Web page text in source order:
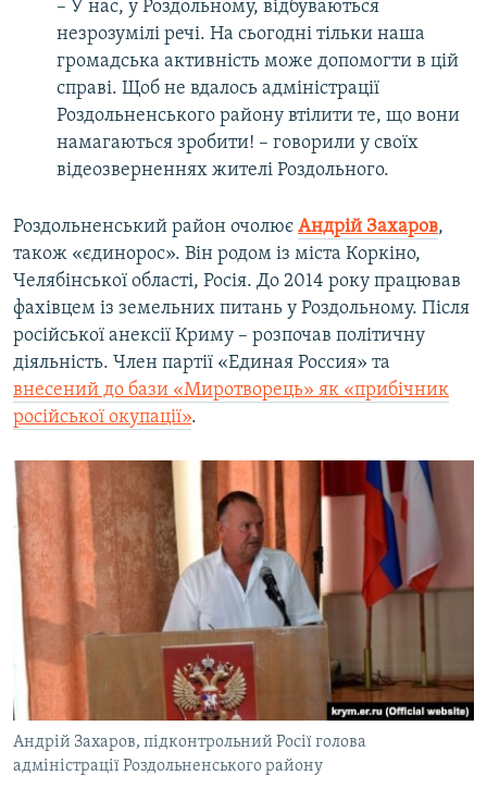
– У нас, у Роздольному, відбуваються
незрозумілі речі. На сьогодні тільки наша
громадська активність може допомогти в цій
справі. Щоб не вдалось адміністрації
Роздольненського району втілити те, що вони
намагаються зробити! – говорили у своїх
відеозверненнях жителі Роздольного.
Роздольненський район очолює Андрій Захаров,
також «єдинорос». Він родом із міста Коркіно,
Челябінської області, Росія. До 2014 року працював
фахівцем із земельних питань у Роздольному. Після
російської анексії Криму – розпочав політичну
діяльність. Член партії «Единая Россия» та
внесений до бази «Миротворець» як «прибічник
російської окупації».
Андрій Захаров, підконтрольний Росії голова
адміністрації Роздольненського району